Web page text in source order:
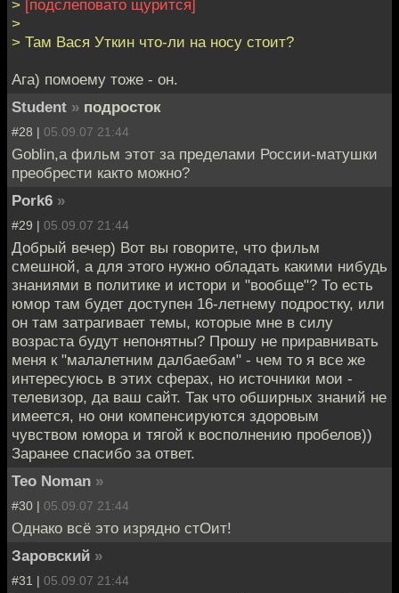
> [подслеповато щурится]
>
> Там Вася Уткин что-ли на носу стоит?
Ага) помоему тоже - он.
Student » подросток
#28 | 05.09.07 21:44
Goblin,а фильм этот за пределами России-матушки
преобрести както можно?
Pork6 »
#29 | 05.09.07 21:44
Добрый вечер) Вот вы говорите, что фильм
смешной, а для этого нужно обладать какими нибудь
знаниями в политике и истори и "вообще"? То есть
юмор там будет доступен 16-летнему подростку, или
он там затрагивает темы, которые мне в силу
возраста будут непонятны? Прошу не приравнивать
меня к "малалетним далбаебам" - чем то я все же
интересуюсь в этих сферах, но источники мои -
телевизор, да ваш сайт. Так что обширных знаний не
имеется, но они компенсируются здоровым
чувством юмора и тягой к восполнению пробелов))
Заранее спасибо за ответ.
Teo Noman »
#30 | 05.09.07 21:44
Однако всё это изрядно стОит!
Заровский »
#31 | 05.09.07 21:44